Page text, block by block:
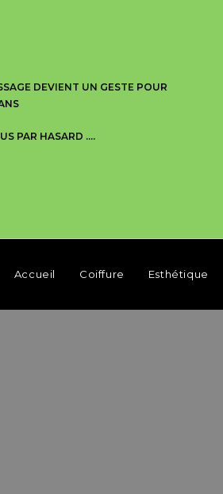
DEVIENT UN GESTE POUR
PAR HASARD ….
Accueil Coiffure Esthétique